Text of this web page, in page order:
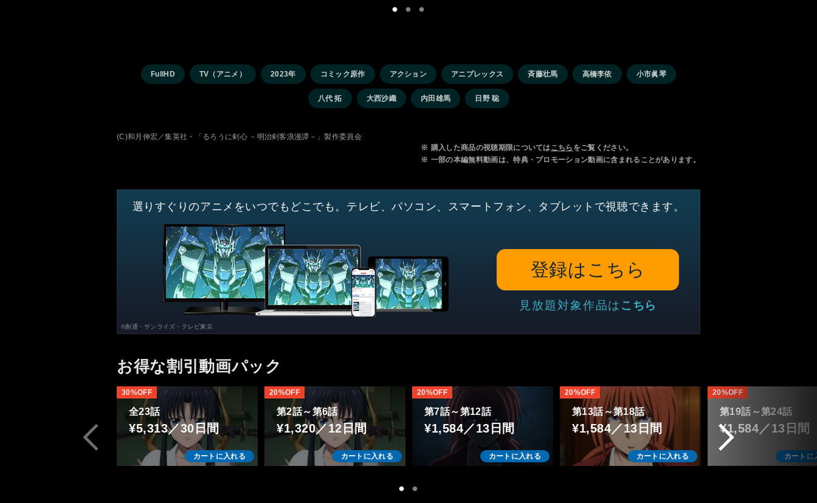
FullHD TV（アニメ） 2023年 コミック原作 アクション アニプレックス 斉藤壮馬 高橋李依 小市眞琴
八代 拓 大西沙織 内田雄馬 日野 聡
(C)和月伸宏／集英社・「るろうに剣心 －明治剣客浪漫譚－」製作委員会
※ 購入した商品の視聴期限についてはこちら をご覧ください。
※ 一部の本編無料動画は、特典・プロモーション動画に含まれることがあります。
選りすぐりのアニメをいつでもどこでも。テレビ、パソコン、スマートフォン、タブレットで視聴できます。
登録はこちら
見放題対象作品は こちら
©創通・サンライズ・テレビ東京
お得な割引動画パック
全23話
¥5,313／30日間
カートに入れる
30%OFF
第2話～第6話
¥1,320／12日間
カートに入れる
20%OFF
第7話～第12話
¥1,584／13日間
カートに入れる
20%OFF
第13話～第18話
¥1,584／13日間
カートに入れる
20%OFF
第19話～第24話
¥1,584／13日間
カートに
20%OFF